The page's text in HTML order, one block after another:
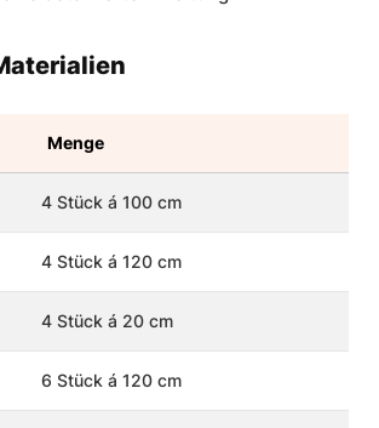
Menge
4 Stück á 100 cm
4 Stück á 120 cm
4 Stück á 20 cm
6 Stück á 120 cm